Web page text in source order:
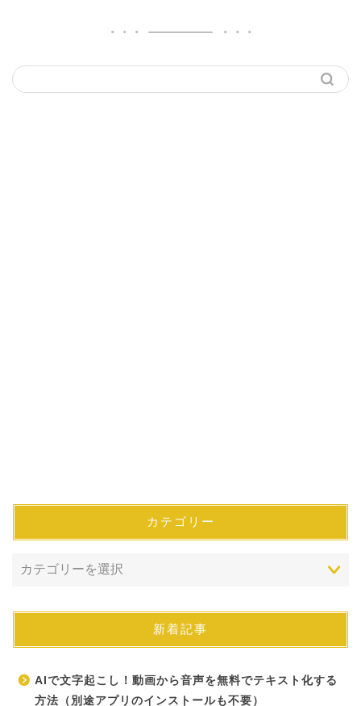
カテゴリー
新着記事
AIで文字起こし！動画から音声を無料でテキスト化する
方法（別途アプリのインストールも不要）